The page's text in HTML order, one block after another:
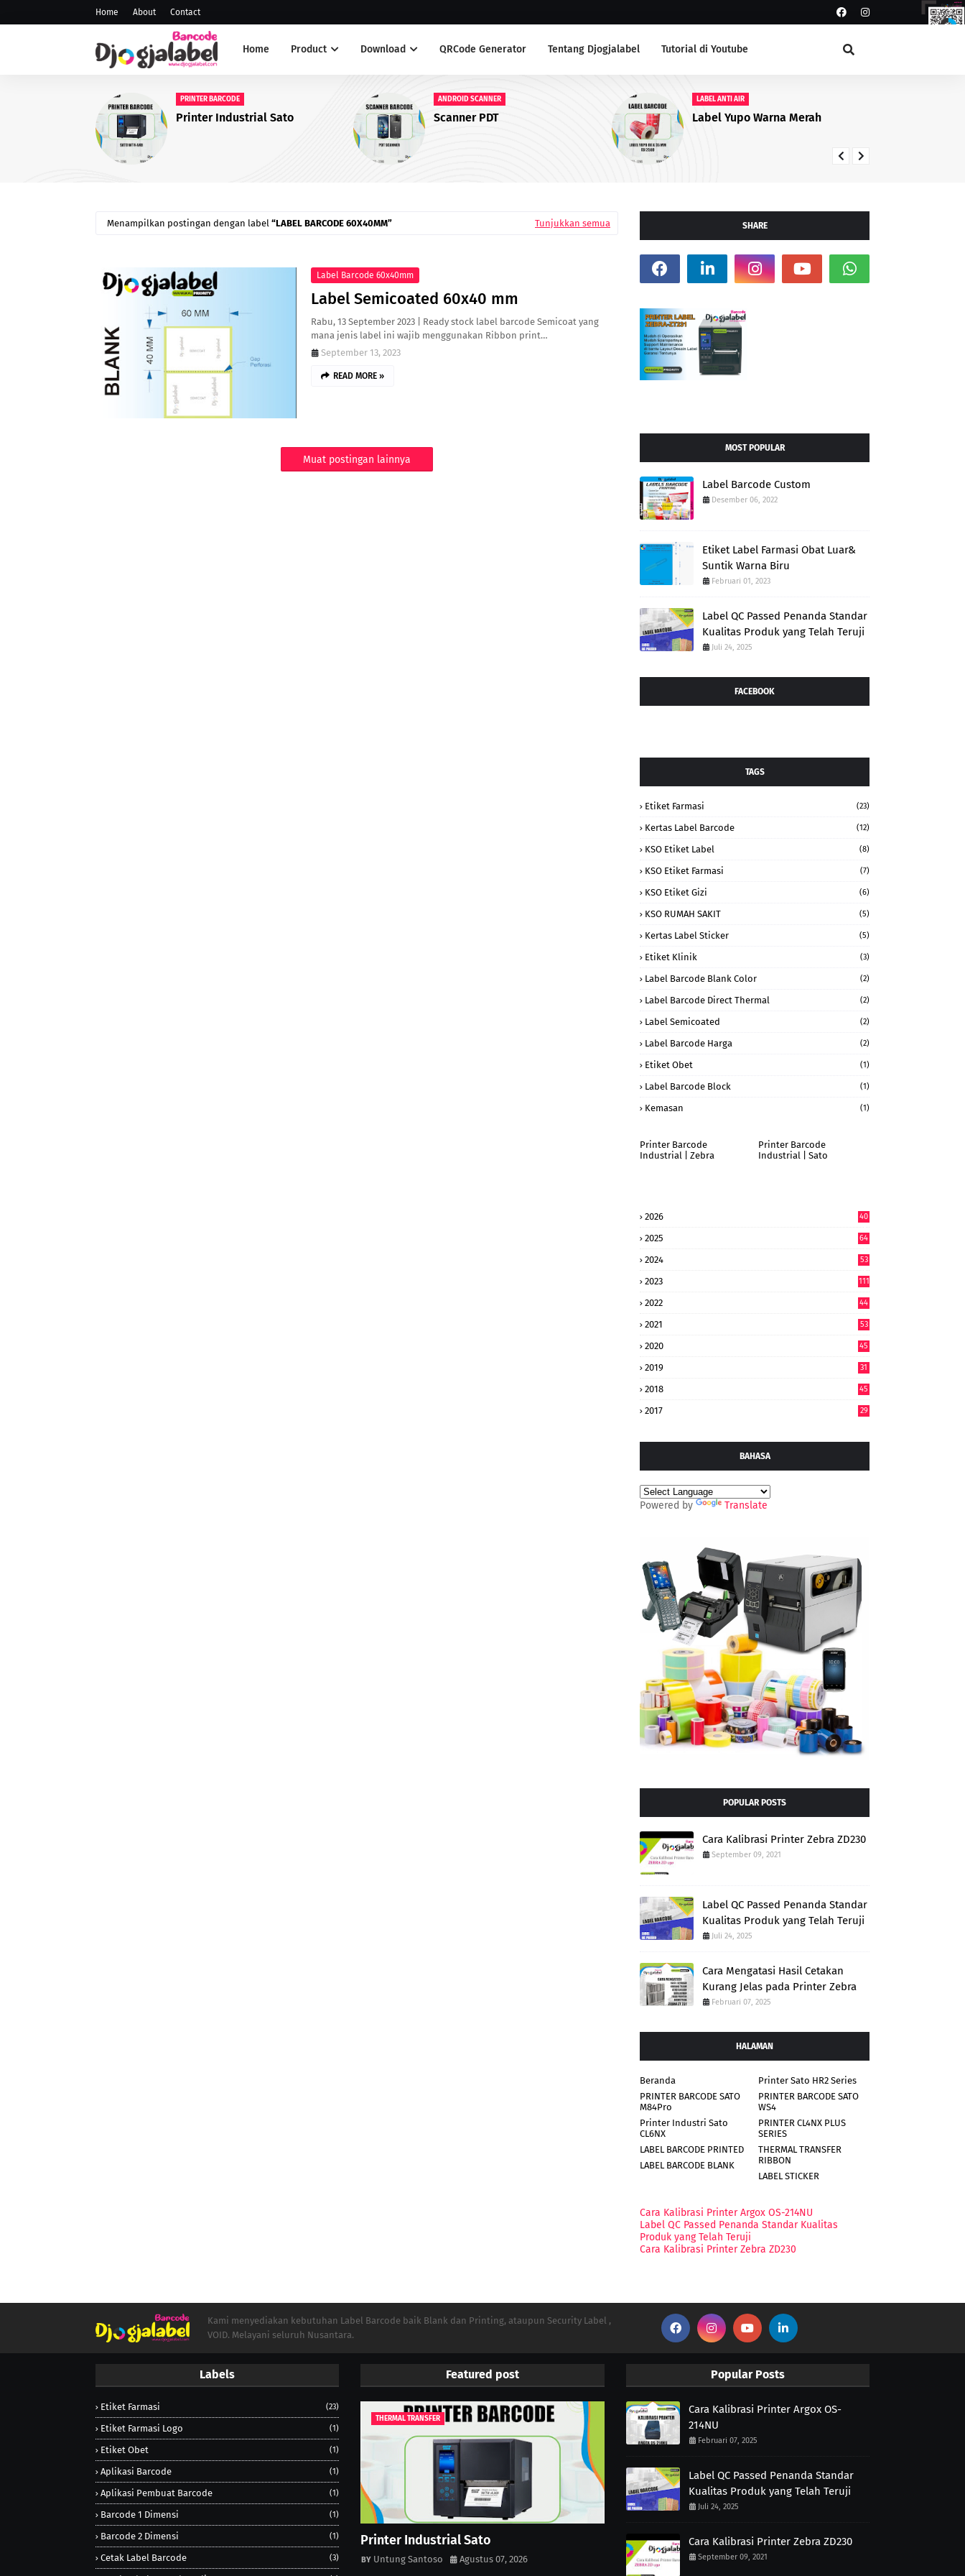
Home About Contact
Home Product Download QRCode Generator Tentang Djogjalabel Tutorial di Youtube
ANDROID SCANNER
Scanner PDT
LABEL ANTI AIR
Label Yupo Warna Merah
LABEL ANTI AIR
Ready Stock Non Paper Label 100
Menampilkan postingan dengan label LABEL BARCODE 60X40MM Tunjukkan semua
Label Barcode 60x40mm
Label Semicoated 60x40 mm
Rabu, 13 September 2023 | Ready stock label barcode Semicoat yang
mana jenis label ini wajib menggunakan Ribbon print…
September 13, 2023
READ MORE »
Muat postingan lainnya
SHARE
MOST POPULAR
Label Barcode Custom
Desember 06, 2022
Etiket Label Farmasi Obat Luar&
Suntik Warna Biru
Februari 01, 2023
Label QC Passed Penanda Standar
Kualitas Produk yang Telah Teruji
Juli 24, 2025
FACEBOOK
TAGS
Etiket Farmasi (23)
Kertas Label Barcode (12)
KSO Etiket Label (8)
KSO Etiket Farmasi (7)
KSO Etiket Gizi (6)
KSO RUMAH SAKIT (5)
Kertas Label Sticker (5)
Etiket Klinik (3)
Label Barcode Blank Color (2)
Label Barcode Direct Thermal (2)
Label Semicoated (2)
Label Barcode Harga (2)
Etiket Obet (1)
Label Barcode Block (1)
Kemasan (1)
Printer Barcode
Industrial | Zebra
Printer Barcode
Industrial | Sato
2026
40
2025
64
2024
53
2023 111
2022
44
2021 53
2020 45
2019 31
2018 45
2017 29
BAHASA
Powered by Translate
POPULAR POSTS
Cara Kalibrasi Printer Zebra ZD230
September 09, 2021
Label QC Passed Penanda Standar
Kualitas Produk yang Telah Teruji
Juli 24, 2025
Cara Mengatasi Hasil Cetakan
Kurang Jelas pada Printer Zebra
Februari 07, 2025
HALAMAN
Beranda
Printer Sato HR2 Series
PRINTER BARCODE SATO
M84Pro
PRINTER BARCODE SATO
WS4
Printer Industri Sato
CL6NX
PRINTER CL4NX PLUS
SERIES
LABEL BARCODE PRINTED
THERMAL TRANSFER
RIBBON
LABEL BARCODE BLANK
LABEL STICKER
Cara Kalibrasi Printer Argox OS-214NU
Label QC Passed Penanda Standar Kualitas
Produk yang Telah Teruji
Cara Kalibrasi Printer Zebra ZD230
Kami menyediakan kebutuhan Label Barcode baik Blank dan Printing, ataupun Security Label ,
VOID. Melayani seluruh Nusantara.
Labels
Etiket Farmasi (23)
Etiket Farmasi Logo (1)
Etiket Obet (1)
Aplikasi Barcode (1)
Aplikasi Pembuat Barcode (1)
Barcode 1 Dimensi (1)
Barcode 2 Dimensi (1)
Cetak Label Barcode (3)
Featured post
THERMAL TRANSFER
Printer Industrial Sato
Untung Santoso Agustus 07, 2026
Popular Posts
Cara Kalibrasi Printer Argox OS-
214NU
Februari 07, 2025
Label QC Passed Penanda Standar
Kualitas Produk yang Telah Teruji
Juli 24, 2025
Cara Kalibrasi Printer Zebra ZD230
September 09, 2021